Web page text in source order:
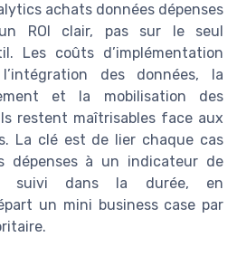
achats données dépenses
ROI clair, pas sur le seul
Les coûts d’implémentation
des données, la
et la mobilisation des
restent maîtrisables face aux
La clé est de lier chaque cas
dépenses à un indicateur de
suivi dans la durée, en
un mini business case par